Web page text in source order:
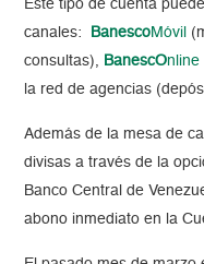
Este tipo de cuenta
canales:
BanescoMóvil
consultas), BanescOnline
la red de agencias
Además de la mesa de
divisas a través de la
Banco Central de
abono inmediato en la